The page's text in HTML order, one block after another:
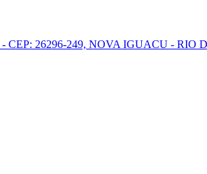
26296-249, NOVA IGUACU - RIO